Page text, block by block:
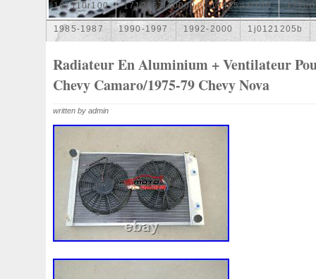
167110r100 1712067j10000 17425a3f109
1985-1987 1990-1997 1992-2000 1j0121205b
214100052r 214104822r 214104eb0b
214108535r 214108706r 214109798r
214812415r 214814342r 214814ea0a
214818h83a 214819674r 21481bm410
215592894r 220928kh13a0000038
Radiateur En Aluminium + Ventilateur
Chevy Camaro/1975-79 Chevy Nova
written by admin